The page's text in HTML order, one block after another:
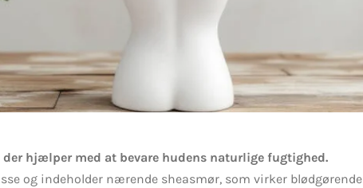
hjælper med at bevare hudens naturlige fugtighed.
og indeholder nærende sheasmør, som virker blødgørende